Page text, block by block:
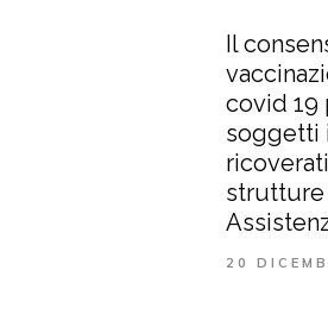
Il
covid 19
soggetti
strutture
20